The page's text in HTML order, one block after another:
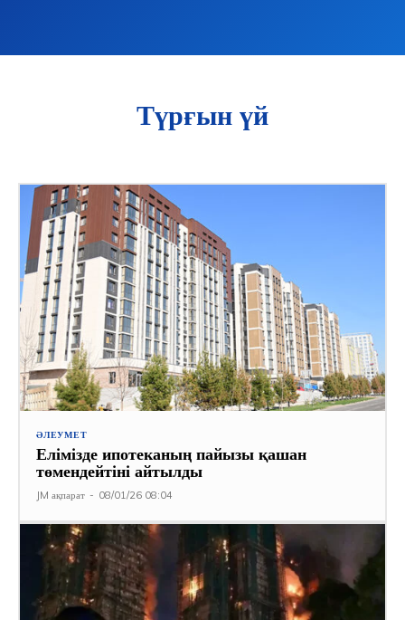
Түрғын үй
ӘЛЕУМЕТ
Елімізде ипотеканың пайызы қашан
төмендейтіні айтылды
JM ақпарат - 08/01/26 08:04